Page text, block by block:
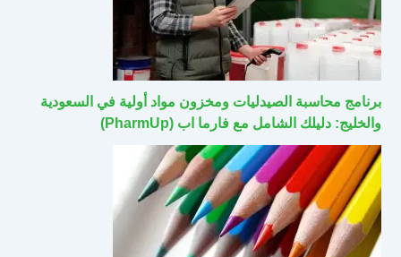
برنامج محاسبة الصيدليات ومخزون مواد أولية في السعودية
والخليج: دليلك الشامل مع فارما اب (PharmUp)